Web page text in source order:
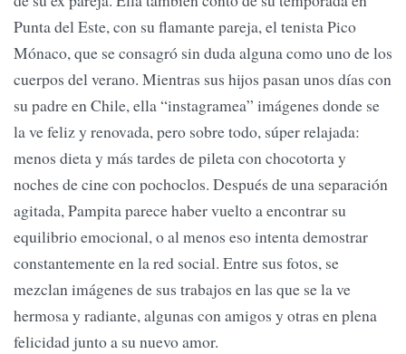
Punta del Este, con su flamante pareja, el tenista Pico
Mónaco, que se consagró sin duda alguna como uno de los
cuerpos del verano. Mientras sus hijos pasan unos días con
su padre en Chile, ella “instagramea” imágenes donde se
la ve feliz y renovada, pero sobre todo, súper relajada:
menos dieta y más tardes de pileta con chocotorta y
noches de cine con pochoclos. Después de una separación
agitada, Pampita parece haber vuelto a encontrar su
equilibrio emocional, o al menos eso intenta demostrar
constantemente en la red social. Entre sus fotos, se
mezclan imágenes de sus trabajos en las que se la ve
hermosa y radiante, algunas con amigos y otras en plena
felicidad junto a su nuevo amor.